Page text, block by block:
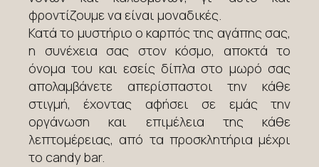
φροντίζουμε να είναι μοναδικές.
Κατά το μυστήριο ο καρπός της αγάπης σας,
η συνέχεια σας στον κόσμο, αποκτά το
όνομα του και εσείς δίπλα στο μωρό σας
απολαμβάνετε απερίσπαστοι την κάθε
στιγμή, έχοντας αφήσει σε εμάς την
οργάνωση και επιμέλεια της κάθε
λεπτομέρειας, από τα προσκλητήρια μέχρι
το candy bar.